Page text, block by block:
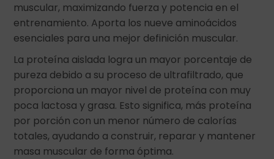
muscular, maximizando fuerza y potencia en el
entrenamiento. Aporta los nueve aminoácidos
esenciales para una mejor definición muscular.
La proteína aislada logra un mayor porcentaje de
pureza debido a su proceso de ultrafiltrado, que
proporciona un mayor nivel de proteína con muy
poca lactosa y grasa. Esto significa, más proteína
por porción con un menor número de calorías
totales, ayudando a construir, reparar y mantener
masa muscular de forma óptima.